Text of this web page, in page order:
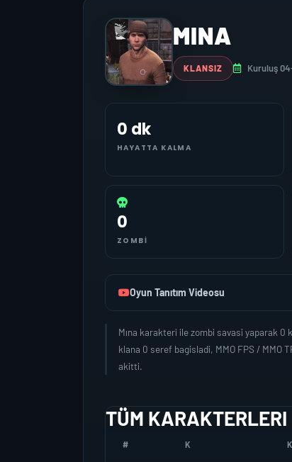
MINA
KLANSIZ Kuruluş
0 dk
HAYATTA KALMA
0
ZOMBI
Oyun Tanıtım Videosu
Mına karakteri ile zombi savasi yaparak
klana 0 seref bagisladi, MMO FPS / MMO
akitti.
TÜM KARAKTERLERI
# K